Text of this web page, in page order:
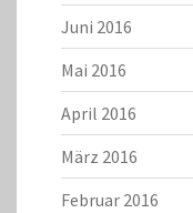
Juni 2016
Mai 2016
April 2016
März 2016
Februar 2016